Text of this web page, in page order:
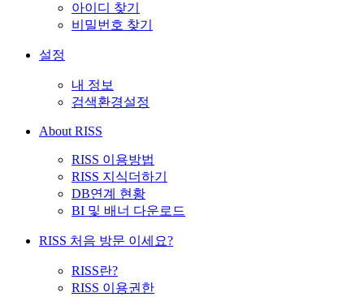
아이디 찾기
비밀번호 찾기
설정
내 정보
검색환경설정
About RISS
RISS 이용방법
RISS 지식더하기
DB연계 현황
BI 및 배너 다운로드
RISS 처음 방문 이세요?
RISS란?
RISS 이용권한